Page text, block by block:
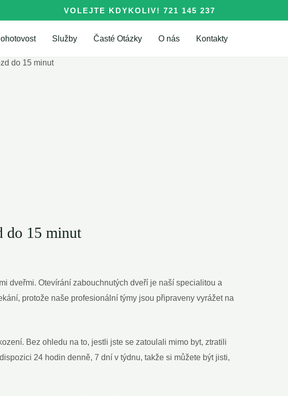
VOLEJTE KDYKOLIV! 721 145 237
Služby Časté Otázky O nás Kontakty
do 15 minut
do 15 minut
dveřmi. Otevírání zabouchnutých dveří je naší specialitou a
protože naše profesionální týmy jsou připraveny vyrážet na
Bez ohledu na to, jestli jste se zatoulali mimo byt, ztratili
24 hodin denně, 7 dní v týdnu, takže si můžete být jisti,